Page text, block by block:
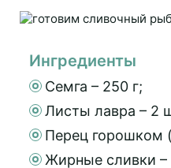
Ингредиенты
Семга – 250 г;
Листы лавра – 2
Перец горошком
Жирные сливки –